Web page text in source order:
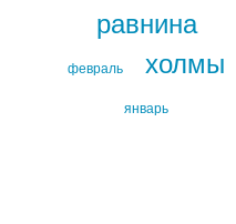
равнина
февраль холмы
январь